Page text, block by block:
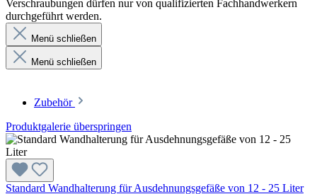
Verschraubungen dürfen nur von qualifizierten Fachhandwerkern
durchgeführt werden.
Menü schließen
Menü schließen
Zubehör
Produktgalerie überspringen
Standard Wandhalterung für Ausdehnungsgefäße von 12 - 25 Liter